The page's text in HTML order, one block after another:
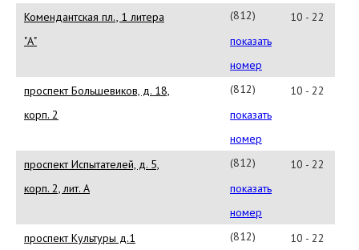
42
Комендантская пл., 1 литера
"А"
(812)
677-
57-
26
показать
номер
10 - 22
проспект Большевиков, д. 18,
корп. 2
(812)
677-
57-
39
показать
номер
10 - 22
проспект Испытателей, д. 5,
корп. 2, лит. А
(812)
677-
36-
90
показать
номер
10 - 22
проспект Культуры д.1
(812)
10 - 22